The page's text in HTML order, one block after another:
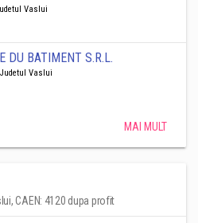
Vaslui
DU BATIMENT S.R.L.
Judetul Vaslui
MAI MULT
CAEN: 4120 dupa profit